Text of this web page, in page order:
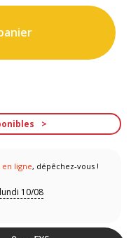
ligne, dépêchez-vous !
10/08